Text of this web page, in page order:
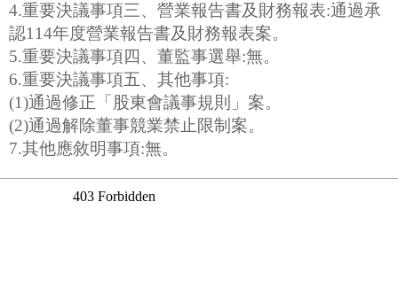
4.重要決議事項三、營業報告書及財務報表:通過承
認114年度營業報告書及財務報表案。
5.重要決議事項四、董監事選舉:無。
6.重要決議事項五、其他事項:
(1)通過修正「股東會議事規則」案。
(2)通過解除董事競業禁止限制案。
7.其他應敘明事項:無。